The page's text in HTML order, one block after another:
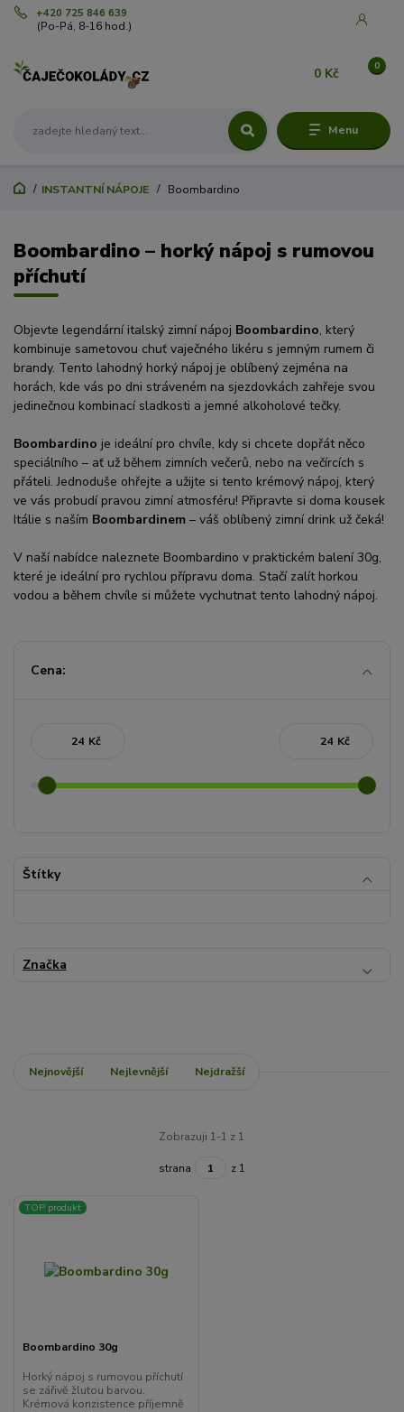
Menu
+420 725 846 639
(Po-Pá, 8-16 hod.)
0
0 Kč
INSTANTNÍ NÁPOJE Boombardino
Boombardino – horký nápoj s rumovou
příchutí
Objevte legendární italský zimní nápoj Boombardino, který
kombinuje sametovou chuť vaječného likéru s jemným rumem či
brandy. Tento lahodný horký nápoj je oblíbený zejména na
horách, kde vás po dni stráveném na sjezdovkách zahřeje svou
jedinečnou kombinací sladkosti a jemné alkoholové tečky.
Boombardino je ideální pro chvíle, kdy si chcete dopřát něco
speciálního – ať už během zimních večerů, nebo na večírcích s
přáteli. Jednoduše ohřejte a užijte si tento krémový nápoj, který
ve vás probudí pravou zimní atmosféru! Připravte si doma kousek
Itálie s naším Boombardinem – váš oblíbený zimní drink už čeká!
V naší nabídce naleznete Boombardino v praktickém balení 30g,
které je ideální pro rychlou přípravu doma. Stačí zalít horkou
vodou a během chvíle si můžete vychutnat tento lahodný nápoj.
Cena:
Kč Kč
Štítky
Značka
Nejnovější Nejlevnější Nejdražší
Zobrazuji 1-1 z 1
strana z 1
TOP produkt
Boombardino 30g
Horký nápoj s rumovou příchutí
se zářivě žlutou barvou.
Krémová konzistence příjemně